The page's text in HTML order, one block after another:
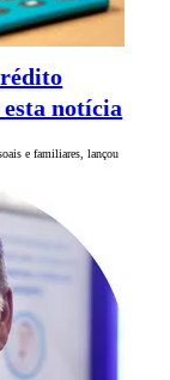
esta notícia
e familiares, lançou